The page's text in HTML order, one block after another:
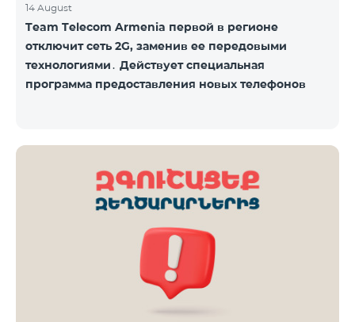
14 August
Team Telecom Armenia первой в регионе
отключит сеть 2G, заменив ее передовыми
технологиями․ Действует специальная
программа предоставления новых телефонов